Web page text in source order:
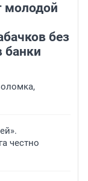
молодой
без
банки
честно